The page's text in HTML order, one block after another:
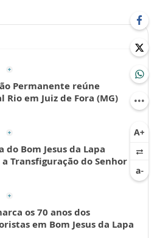
Permanente reúne
Rio em Juiz de Fora (MG)
do Bom Jesus da Lapa
Transfiguração do Senhor
os 70 anos dos
em Bom Jesus da Lapa